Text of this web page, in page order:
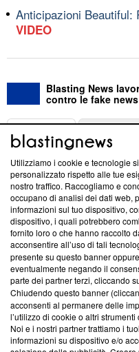
Anticipazioni Beautiful:
VIDEO
Blasting News
contro le fake news
ABOUT
Questa sezione offre
News, sui nostri processi
creare news di qualità.
‘Trust Project - News with
ancora membro del
parte; Trust Project non
conformità agli standard.
Su di noi
Team editoriale
Corporate
Utilizziamo i cookie e tecnologie
personalizzato rispetto alle tue
nostro traffico. Raccogliamo e
occupano di analisi dei dati web,
informazioni sul tuo dispositivo,
dispositivo, i quali potrebbero
fornito loro o che hanno raccolto
acconsentire all’uso di tali
presente su questo banner
eventualmente negando il
parte dei partner terzi, cliccando
Chiudendo questo banner
acconsenti al permanere delle
l’utilizzo di cookie o altri
Noi e i nostri partner trattiamo i
informazioni su dispositivo e/o